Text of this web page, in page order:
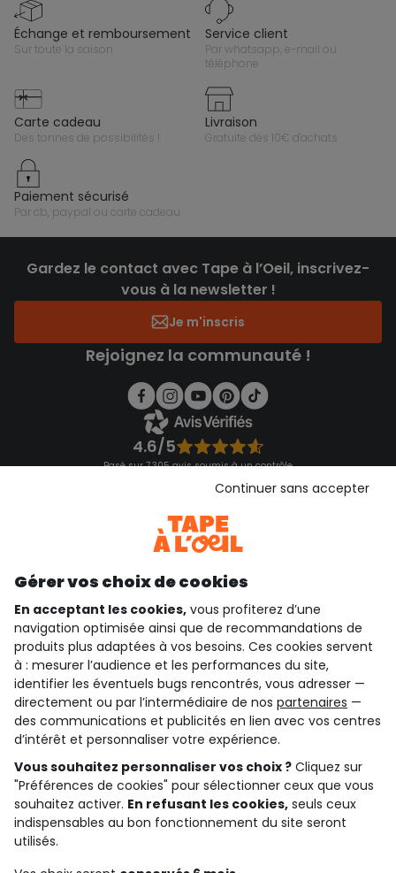
échange et remboursement
sur toute la saison
service client
par whatsapp, e-mail ou
téléphone
carte cadeau
des tonnes de possibilités !
livraison
gratuite dès 10€ d'achats
paiement sécurisé
par cb, paypal ou carte cadeau
Gardez le contact avec Tape à l’Oeil, inscrivez-
vous à la newsletter !
Je m'inscris
Rejoignez la communauté !
4.6/5
Basé sur 7 305 avis soumis à un contrôle
Consulter les CGU
qui sommes-nous ?
besoin d'aide ?
le club fidélité
notre catalogue
Conditions générales de ventes et d'utilisation
Conditions d’utilisation des réseaux sociaux
Politique de confidentialité
Gérer vos choix de cookies
En acceptant les cookies, vous profiterez d’une
navigation optimisée ainsi que de recommandations de
produits plus adaptées à vos besoins. Ces cookies servent
à : mesurer l’audience et les performances du site,
identifier les éventuels bugs rencontrés, vous adresser —
directement ou par l’intermédiaire de nos partenaires —
des communications et publicités en lien avec vos centres
d’intérêt et personnaliser votre expérience.
Vous souhaitez personnaliser vos choix ? Cliquez sur
"Préférences de cookies" pour sélectionner ceux que vous
souhaitez activer. En refusant les cookies, seuls ceux
indispensables au bon fonctionnement du site seront
utilisés.
Continuer sans accepter